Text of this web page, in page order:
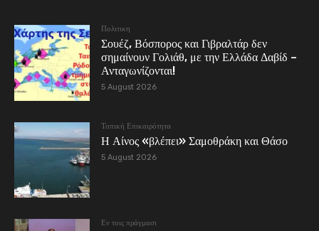
Πολιτικη
Σουέζ, Βόσπορος και Γιβραλτάρ δεν
σημαίνουν Γολιάθ, με την Ελλάδα Δαβίδ –
Ανταγωνίζονται!
5 August 2026
Τοπική Επικαιρότητα
Η Αίνος «βλέπει» Σαμοθράκη και Θάσο
5 August 2026
Εν τοις πράγμασι